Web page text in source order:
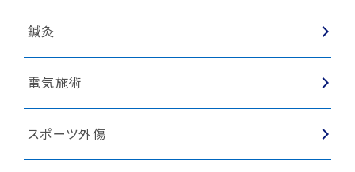
鍼灸
電気施術
スポーツ外傷